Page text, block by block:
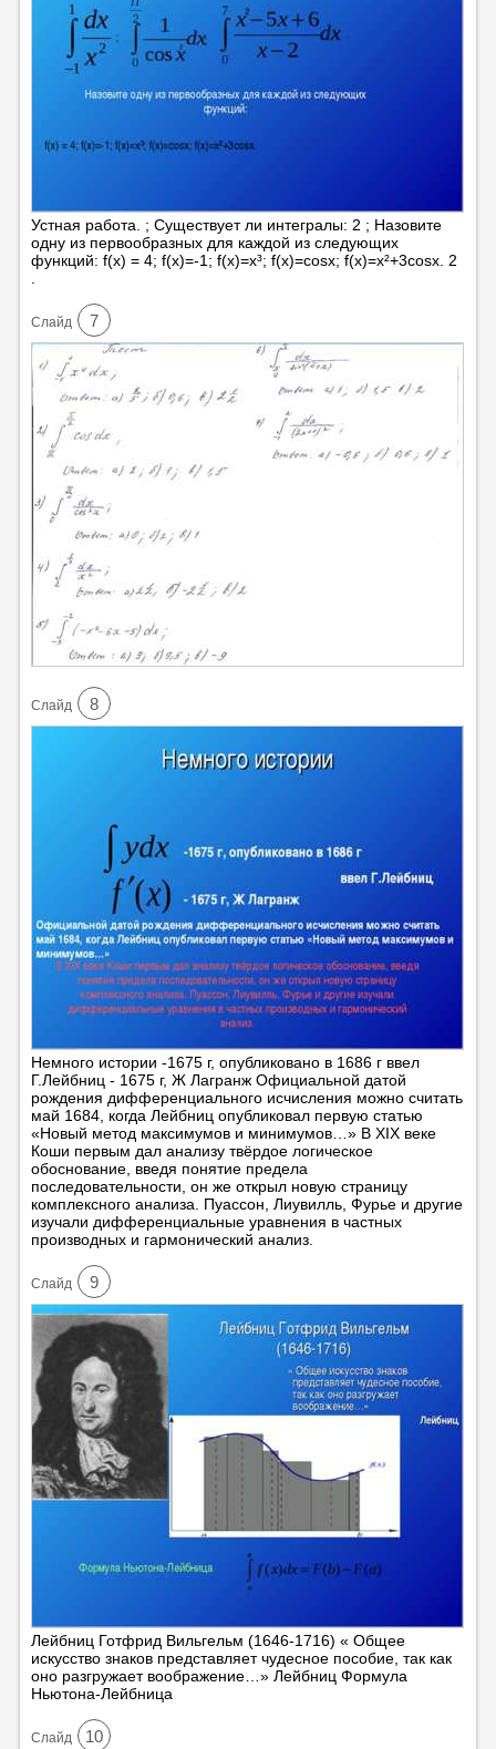
Устная работа. ; Существует ли интегралы: 2 ; Назовите
одну из первообразных для каждой из следующих
функций: f(x) = 4; f(x)=-1; f(x)=x³; f(x)=cosx; f(x)=x²+3cosx. 2
Cлайд 7
Cлайд 8
Немного истории -1675 г, опубликовано в 1686 г ввел
Г.Лейбниц - 1675 г, Ж Лагранж Официальной датой
рождения дифференциального исчисления можно считать
май 1684, когда Лейбниц опубликовал первую статью
«Новый метод максимумов и минимумов…» В XIX веке
Коши первым дал анализу твёрдое логическое
обоснование, введя понятие предела
последовательности, он же открыл новую страницу
комплексного анализа. Пуассон, Лиувилль, Фурье и другие
изучали дифференциальные уравнения в частных
производных и гармонический анализ.
Cлайд 9
Лейбниц Готфрид Вильгельм (1646-1716) « Общее
искусство знаков представляет чудесное пособие, так как
оно разгружает воображение…» Лейбниц Формула
Ньютона-Лейбница
Cлайд 10